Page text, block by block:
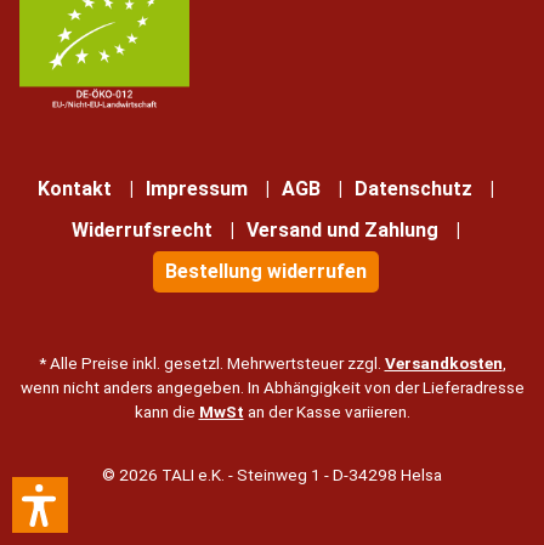
Kontakt Impressum AGB
Datenschutz
Widerrufsrecht
Versand und Zahlung
Bestellung widerrufen
* Alle Preise inkl. gesetzl. Mehrwertsteuer zzgl. Versandkosten
wenn nicht anders angegeben. In Abhängigkeit von der Lieferadresse
kann die MwSt an der Kasse variieren.
© 2026 TALI e.K. - Steinweg 1 - D-34298 Helsa